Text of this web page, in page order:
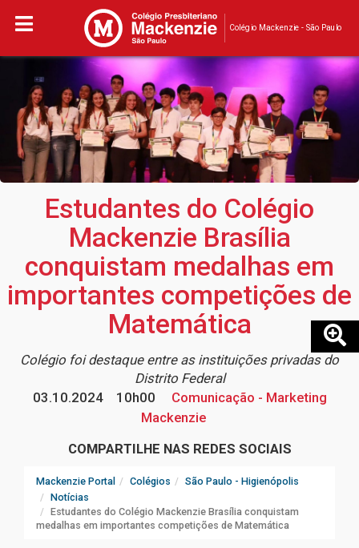
Colégio Mackenzie - São Paulo
Estudantes do Colégio
Mackenzie Brasília
conquistam medalhas em
importantes competições de
Matemática
Colégio foi destaque entre as instituições privadas do
Distrito Federal
03.10.2024
10h00
Comunicação - Marketing
Mackenzie
COMPARTILHE NAS REDES SOCIAIS
Mackenzie Portal Colégios
São Paulo - Higienópolis
Notícias
Estudantes do Colégio Mackenzie Brasília conquistam
medalhas em importantes competições de Matemática